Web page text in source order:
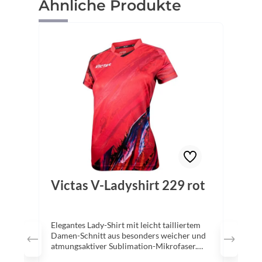
Ähnliche Produkte
Victas V-Ladyshirt 229 rot
Elegantes Lady-Shirt mit leicht tailliertem
Damen-Schnitt aus besonders weicher und
atmungsaktiver Sublimation-Mikrofaser.